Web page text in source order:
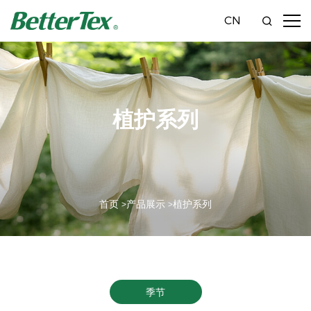
CN
植护系列
首页 >产品展示 >植护系列
季节